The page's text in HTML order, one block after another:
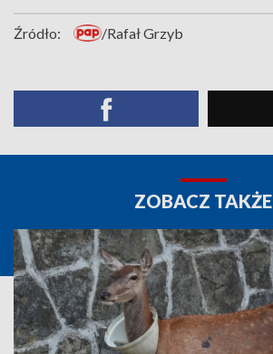
Źródło: /Rafał Grzyb
ZOBACZ TAKŻE